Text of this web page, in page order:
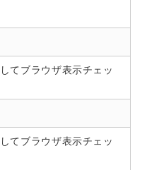
てブラウザ表示チェッ
てブラウザ表示チェッ